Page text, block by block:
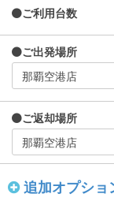
ご利用台数
ご出発場所
ご返却場所
追加オプショ